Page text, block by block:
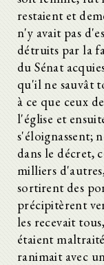
restaient et
n'y avait pas
détruits par la
du Sénat
qu'il ne sauvât
à ce que ceux
l'église et
s'éloignassent;
dans le décret,
milliers
sortirent des
précipitèrent
les recevait
étaient
ranimait avec